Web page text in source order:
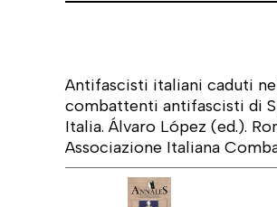
Antifascisti italiani caduti
combattenti antifascisti di
Italia. Álvaro López (ed.).
Associazione Italiana